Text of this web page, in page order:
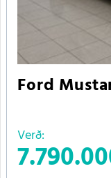
Ford
Verð: